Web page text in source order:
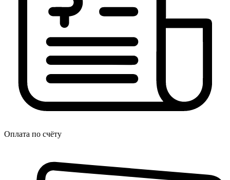
Оплата по счёту